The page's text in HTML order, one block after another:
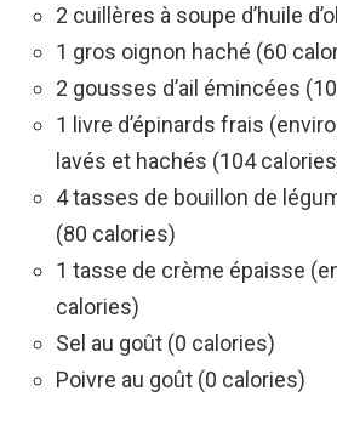
2 cuillères à soupe d’huile
1 gros oignon haché (60
2 gousses d’ail émincées
1 livre d’épinards frais
lavés et hachés (104
4 tasses de bouillon de
(80 calories)
1 tasse de crème épaisse
calories)
Sel au goût (0 calories)
Poivre au goût (0 calories)